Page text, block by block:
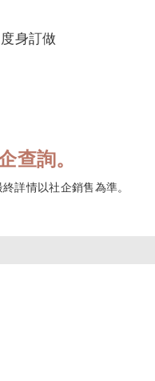
身訂做
查詢。
詳情以社企銷售為準。